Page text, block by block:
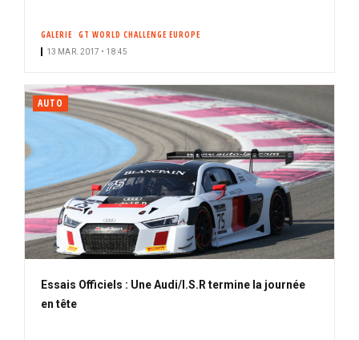
GALERIE GT WORLD CHALLENGE EUROPE
13 MAR. 2017 • 18:45
AUTO
Essais Officiels : Une Audi/I.S.R termine la journée
en tête